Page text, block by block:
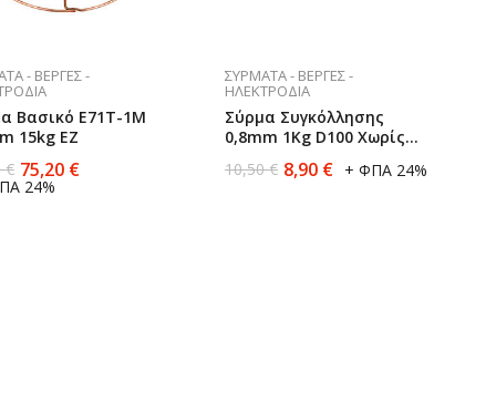
- ΒΈΡΓΕΣ -
Βασικό Ε71Τ-1Μ
15kg EZ
€ 75,20 €
24%
ΣΎΡΜΑΤΑ - ΒΈΡΓΕΣ -
ΗΛΕΚΤΡΌΔΙΑ
Σύρμα Συγκόλλησης
0,8mm 1Kg D100 Χωρίς
10,50€ 8,90 € + ΦΠΑ 24%